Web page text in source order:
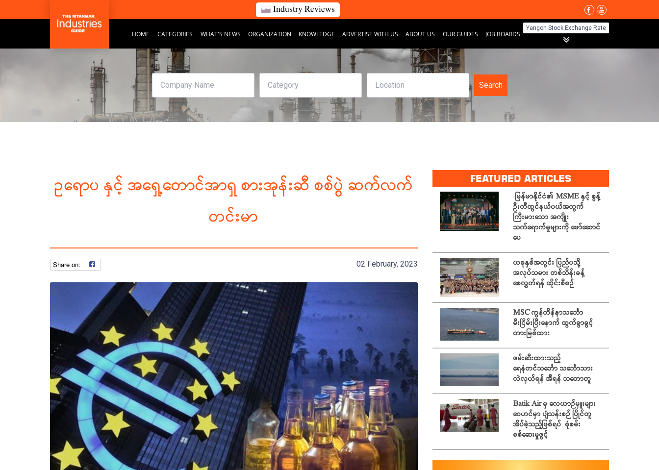
Industry Reviews
HOME CATEGORIES WHAT'S NEWS ORGANIZATION KNOWLEDGE ADVERTISE WITH US ABOUT US OUR GUIDES JOB BOARDS
Yangon Stock Exchange Rate
Search
ဥရောပ နှင့် အရှေ့တောင်အာရှ စားအုန်းဆီ စစ်ပွဲ ဆက်လက်
တင်းမာ
02 February, 2023
FEATURED ARTICLES
မြန်မာနိုင်ငံ၏ MSME နှင့် စွန့်
ဦးတီထွင်နယ်ပယ်အတွက်
ကြီးမားသော အကျိုး
သက်ရောက်မှုများကို ဖော်ဆောင်
ပေ
ယခုနှစ်အတွင်း ပြည်ပသို့
အလုပ်သမား တစ်သိန်းခန့်
စေလွှတ်ရန် ထိုင်းစီစဉ်
MSC ကွန်တိန်နာသင်္ဘော
မီးငြိမ်းပြီးနောက် ထွက်ခွာခွင့်
တားမြစ်ထား
ဖမ်းဆီးထားသည့်
ရေနံတင်သင်္ဘော သင်္ဘောသား
လဲလှယ်ရန် အီရန် သဘောတူ
Batik Air မှ လေယာဉ်မှူးများ
ဝေဟင်မှာ ပျံသန်းစဉ် ပြိုင်တူ
အိပ်ခဲ့သည့်ဖြစ်ရပ် စုံစမ်း
စစ်ဆေးမှုဖွင့်